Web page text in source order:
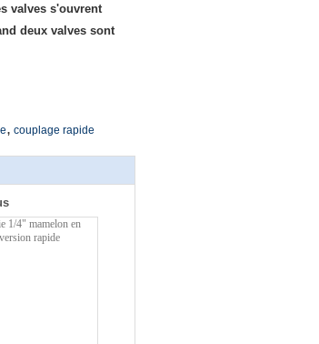
valves s'ouvrent
deux valves sont
, couplage rapide